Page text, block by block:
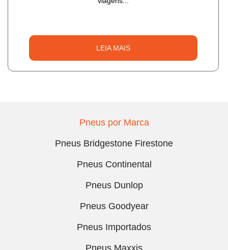
LEIA MAIS
Pneus por Marca
Pneus Bridgestone Firestone
Pneus Continental
Pneus Dunlop
Pneus Goodyear
Pneus Importados
Pneus Maxxis